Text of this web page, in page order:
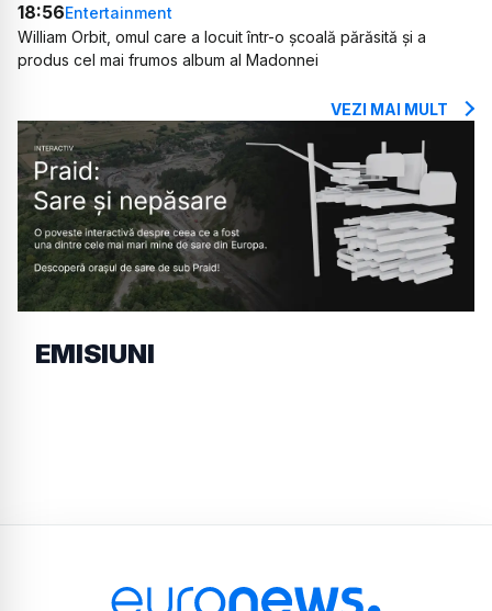
18:56Entertainment
William Orbit, omul care a locuit într-o școală părăsită și a
produs cel mai frumos album al Madonnei
VEZI MAI MULT
EMISIUNI